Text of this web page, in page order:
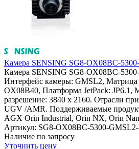
Камера SENSING SG8-OX08BC-
Камера SENSING SG8-OX08BC-
Интерфейс камеры: GMSL2, Матрица
OX08B40, Платформа JetPack: JP6.1,
разрешение: 3840 x 2160. Отрасли
UGV /AMR. Поддерживаемые
AGX Orin Industrial, Orin NX, Orin
Артикул: SG8-OX08BC-5300-
Наличие по запросу
Уточнить цену